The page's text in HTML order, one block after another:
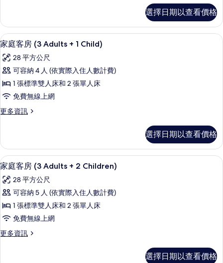
所
有
相
片
客
房
(3
Adults)
的
詳
選擇日期以查看價格
顯
示
家
庭
客
房
(3
1
Child)
的
所
有
相
片
高級寢具、迷你吧、書桌、遮光布/窗
5
家庭客房 (3 Adults + 1 Child)
28 平方公尺
可容納 4 人 (依實際入住人數計費)
1 張標準雙人床和 2 張單人床
免費無線上網
更多資訊
更
客
房
(3
Adults
+
的
詳
選擇日期以查看價格
顯
示
家
庭
客
房
(3
高級寢具、迷你吧、書桌、遮光布/窗
5
家庭客房 (3 Adults + 2 Children)
28 平方公尺
可容納 5 人 (依實際入住人數計費)
1 張標準雙人床和 2 張單人床
免費無線上網
更多資訊
更
選擇日期以查看價格